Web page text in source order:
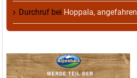
Durchruf bei Hoppala, angefahren